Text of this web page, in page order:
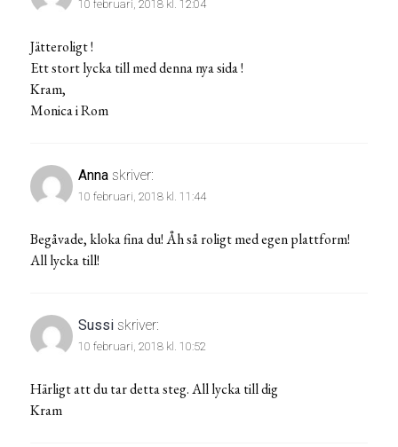
10 februari, 2018 kl. 12:04
Jätteroligt !
Ett stort lycka till med denna nya sida !
Kram,
Monica i Rom
Anna skriver:
10 februari, 2018 kl. 11:44
Begåvade, kloka fina du! Åh så roligt med egen plattform!
All lycka till!
Sussi skriver:
10 februari, 2018 kl. 10:52
Härligt att du tar detta steg. All lycka till dig
Kram